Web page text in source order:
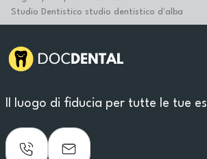
Studio Dentistico studio dentistico d'alba
Il luogo di fiducia per tutte le tue